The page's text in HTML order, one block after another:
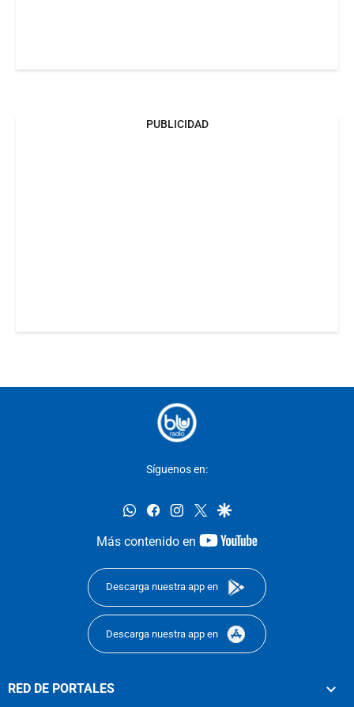
PUBLICIDAD
Síguenos en:
whatsappfacebookinstagram
twittergoogle
Más contenido en
youtube-
Descarga nuestra app en
Descarga nuestra app en
RED DE PORTALES